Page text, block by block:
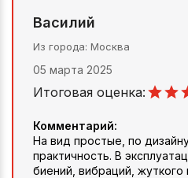
Василий
Из города Москва
05 марта 2025
Итоговая оценка:
Комментарий:
На вид простые, по
практичность. В
биений, вибраций,